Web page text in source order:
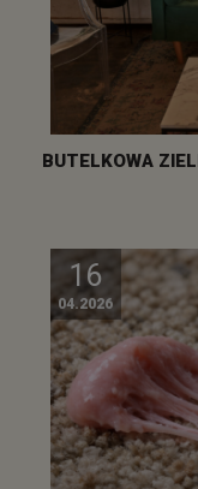
BUTELKOWA
16
04.2026